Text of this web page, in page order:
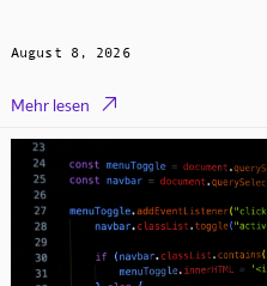
August 8, 2026
Mehr lesen 